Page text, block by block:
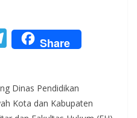
T
el
gr
Share
Dinas Pendidikan
Kota dan Kabupaten